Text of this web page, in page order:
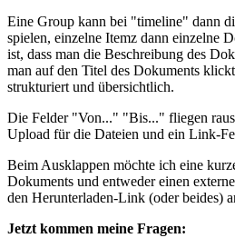
Eine Group kann bei "timeline" dann
spielen, einzelne Itemz dann einzelne
ist, dass man die Beschreibung des
man auf den Titel des Dokuments
strukturiert und übersichtlich.
Die Felder "Von..." "Bis..." fliegen
Upload für die Dateien und ein Link-
Beim Ausklappen möchte ich eine
Dokuments und entweder einen
den Herunterladen-Link (oder beides)
Jetzt kommen meine Fragen: